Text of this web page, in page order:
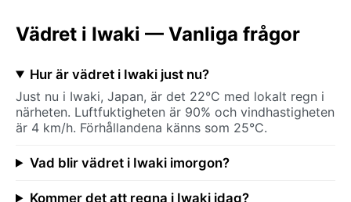
Vädret i Iwaki — Vanliga frågor
Hur är vädret i Iwaki just nu?
Just nu i Iwaki, Japan, är det 22°C med lokalt regn i
närheten. Luftfuktigheten är 90% och vindhastigheten
är 4 km/h. Förhållandena känns som 25°C.
Vad blir vädret i Iwaki imorgon?
Kommer det att regna i Iwaki idag?